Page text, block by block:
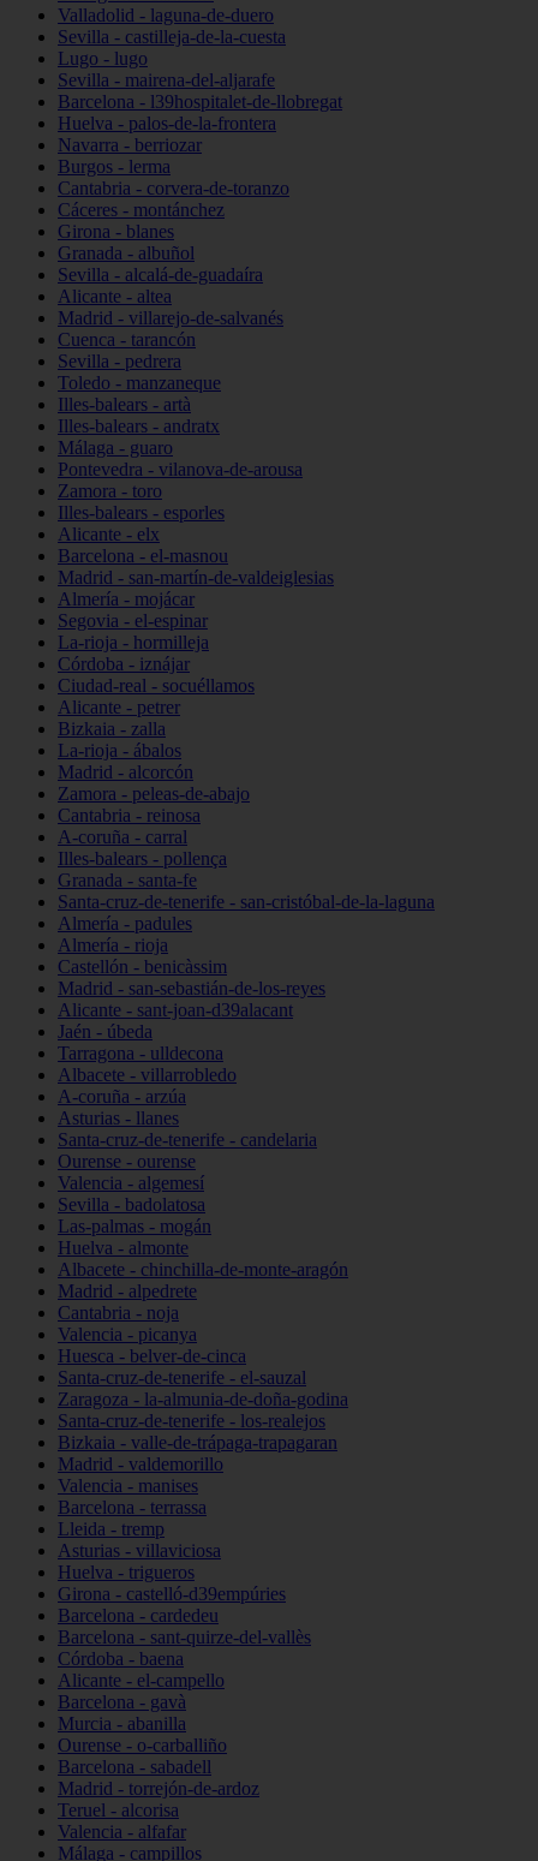
Valladolid - laguna-de-duero
Sevilla - castilleja-de-la-cuesta
Lugo - lugo
Sevilla - mairena-del-aljarafe
Barcelona - l39hospitalet-de-llobregat
Huelva - palos-de-la-frontera
Navarra - berriozar
Burgos - lerma
Cantabria - corvera-de-toranzo
Cáceres - montánchez
Girona - blanes
Granada - albuñol
Sevilla - alcalá-de-guadaíra
Alicante - altea
Madrid - villarejo-de-salvanés
Cuenca - tarancón
Sevilla - pedrera
Toledo - manzaneque
Illes-balears - artà
Illes-balears - andratx
Málaga - guaro
Pontevedra - vilanova-de-arousa
Zamora - toro
Illes-balears - esporles
Alicante - elx
Barcelona - el-masnou
Madrid - san-martín-de-valdeiglesias
Almería - mojácar
Segovia - el-espinar
La-rioja - hormilleja
Córdoba - iznájar
Ciudad-real - socuéllamos
Alicante - petrer
Bizkaia - zalla
La-rioja - ábalos
Madrid - alcorcón
Zamora - peleas-de-abajo
Cantabria - reinosa
A-coruña - carral
Illes-balears - pollença
Granada - santa-fe
Santa-cruz-de-tenerife - san-cristóbal-de-la-laguna
Almería - padules
Almería - rioja
Castellón - benicàssim
Madrid - san-sebastián-de-los-reyes
Alicante - sant-joan-d39alacant
Jaén - úbeda
Tarragona - ulldecona
Albacete - villarrobledo
A-coruña - arzúa
Asturias - llanes
Santa-cruz-de-tenerife - candelaria
Ourense - ourense
Valencia - algemesí
Sevilla - badolatosa
Las-palmas - mogán
Huelva - almonte
Albacete - chinchilla-de-monte-aragón
Madrid - alpedrete
Cantabria - noja
Valencia - picanya
Huesca - belver-de-cinca
Santa-cruz-de-tenerife - el-sauzal
Zaragoza - la-almunia-de-doña-godina
Santa-cruz-de-tenerife - los-realejos
Bizkaia - valle-de-trápaga-trapagaran
Madrid - valdemorillo
Valencia - manises
Barcelona - terrassa
Lleida - tremp
Asturias - villaviciosa
Huelva - trigueros
Girona - castelló-d39empúries
Barcelona - cardedeu
Barcelona - sant-quirze-del-vallès
Córdoba - baena
Alicante - el-campello
Barcelona - gavà
Murcia - abanilla
Ourense - o-carballiño
Barcelona - sabadell
Madrid - torrejón-de-ardoz
Teruel - alcorisa
Valencia - alfafar
Málaga - campillos